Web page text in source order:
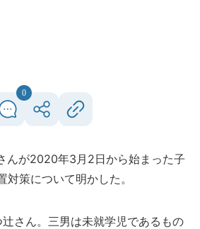
0
んが2020年3月2日から始まった子
対策について明かした。
さん。三男は未就学児であるもの